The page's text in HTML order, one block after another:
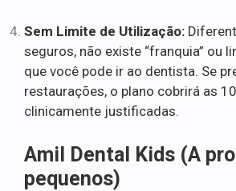
Sem Limite de Utilização:
seguros, não existe “franquia” ou
que você pode ir ao dentista. Se
restaurações, o plano cobrirá as
clinicamente justificadas.
Amil Dental Kids (A
pequenos)